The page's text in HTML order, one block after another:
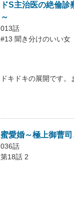
ドS主治医の絶倫
～
013話
#13 聞き分けのいい女
ドキドキの展開です
蜜愛婚～極上御曹
036話
第18話 2